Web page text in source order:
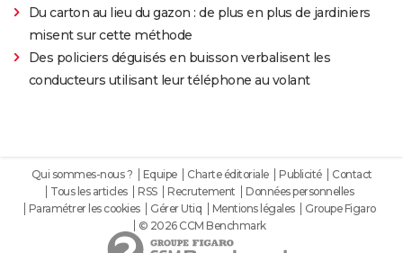
Du carton au lieu du gazon : de plus en plus de jardiniers
misent sur cette méthode
Des policiers déguisés en buisson verbalisent les
conducteurs utilisant leur téléphone au volant
Qui sommes-nous ? Equipe Charte éditoriale Publicité
Contact
Tous les articles
RSS Recrutement
Données personnelles
Paramétrer les cookies
Gérer Utiq Mentions légales
Groupe Figaro
© 2026 CCM Benchmark